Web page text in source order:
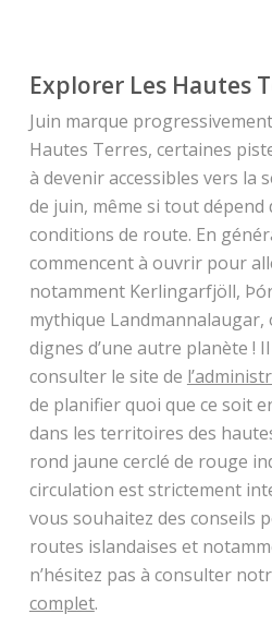
Explorer Les Hautes
Juin marque
Hautes Terres, certaines
à devenir accessibles vers la
de juin, même si tout dépend
conditions de route. En
commencent à ouvrir pour
notamment Kerlingarfjöll,
mythique Landmannalaugar,
dignes d’une autre planète !
consulter le site de
de planifier quoi que ce soit
dans les territoires des
rond jaune cerclé de rouge
circulation est strictement
vous souhaitez des conseils
routes islandaises et
n’hésitez pas à consulter
complet.